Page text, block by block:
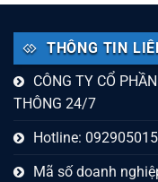
THÔNG TIN
CÔNG TY CỔ
THÔNG 24/7
Hotline:
Mã số doanh